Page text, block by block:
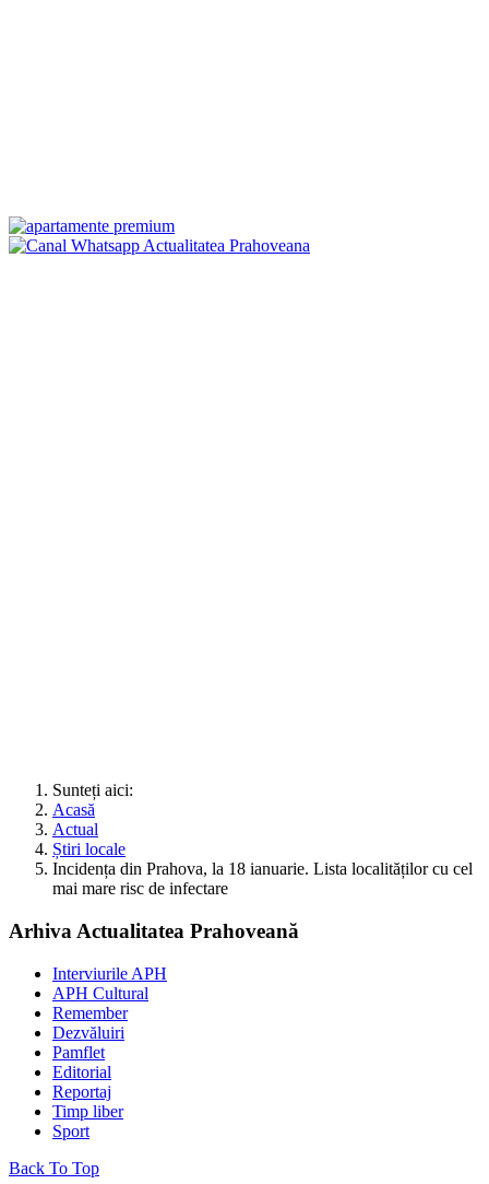
Sunteți aici:
Acasă
Actual
Știri locale
Incidența din Prahova, la 18 ianuarie. Lista localităților cu cel
mai mare risc de infectare
Arhiva Actualitatea Prahoveană
Interviurile APH
APH Cultural
Remember
Dezvăluiri
Pamflet
Editorial
Reportaj
Timp liber
Sport
Back To Top